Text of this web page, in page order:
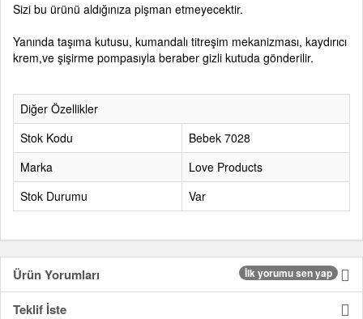
Sizi bu ürünü aldığınıza pişman etmeyecektir.
Yanında taşıma kutusu, kumandalı titreşim mekanizması, kaydırıcı
krem,ve şişirme pompasıyla beraber gizli kutuda gönderilir.
Diğer Özellikler
Stok Kodu
Bebek 7028
Marka
Love Products
Stok Durumu
Var
Ürün Yorumları İlk yorumu sen yap
Teklif İste